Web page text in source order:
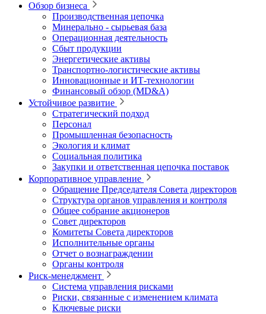
Обзор бизнеса
Производственная цепочка
Минерально ‑ сырьевая база
Операционная деятельность
Сбыт продукции
Энергетические активы
Транспортно-логистические активы
Инновационные и ИТ‑технологии
Финансовый обзор (MD&A)
Устойчивое развитие
Стратегический подход
Персонал
Промышленная безопасность
Экология и климат
Социальная политика
Закупки и ответственная цепочка поставок
Корпоративное управление
Обращение Председателя Совета директоров
Структура органов управления и контроля
Общее собрание акционеров
Совет директоров
Комитеты Совета директоров
Исполнительные органы
Отчет о вознаграждении
Органы контроля
Риск-менеджмент
Система управления рисками
Риски, связанные с изменением климата
Ключевые риски